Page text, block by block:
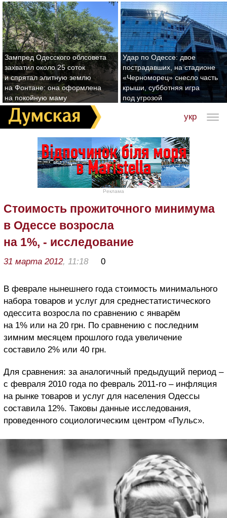
Зампред Одесского облсовета
захватил около 25 соток
и спрятал элитную землю
на Фонтане: она оформлена
на покойную маму
Удар по Одессе: двое
пострадавших, на стадионе
«Черноморец» снесло часть
крыши, субботняя игра
под угрозой
укр
Реклама
Стоимость прожиточного минимума
в Одессе возросла
на 1%, - исследование
31 марта 2012, 11:18 0
В феврале нынешнего года стоимость минимального
набора товаров и услуг для среднестатистического
одессита возросла по сравнению с январём
на 1% или на 20 грн. По сравнению с последним
зимним месяцем прошлого года увеличение
составило 2% или 40 грн.
Для сравнения: за аналогичный предыдущий период –
с февраля 2010 года по февраль 2011-го – инфляция
на рынке товаров и услуг для населения Одессы
составила 12%. Таковы данные исследования,
проведенного социологическим центром «Пульс».